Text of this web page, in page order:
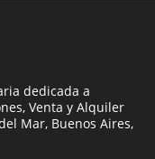
dedicada a
Venta y Alquiler
Mar, Buenos Aires,